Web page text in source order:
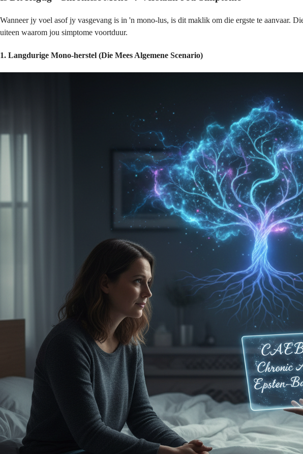
Wanneer jy voel asof jy vasgevang is in 'n mono-lus, is dit maklik om die ergste te aanvaar.
uiteen waarom jou simptome voortduur.
1. Langdurige Mono-herstel (Die Mees Algemene Scenario)